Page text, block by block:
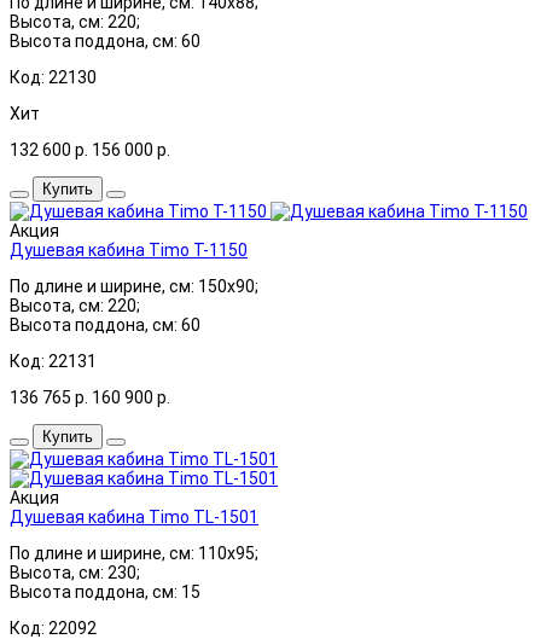
Высота, см: 220;
Высота поддона, см: 60
Код: 22130
Хит
132 600 р. 156 000 р.
Купить
Акция
Душевая кабина Timo T-1150
По длине и ширине, см: 150x90;
Высота, см: 220;
Высота поддона, см: 60
Код: 22131
136 765 р. 160 900 р.
Купить
Акция
Душевая кабина Timo TL-1501
По длине и ширине, см: 110x95;
Высота, см: 230;
Высота поддона, см: 15
Код: 22092